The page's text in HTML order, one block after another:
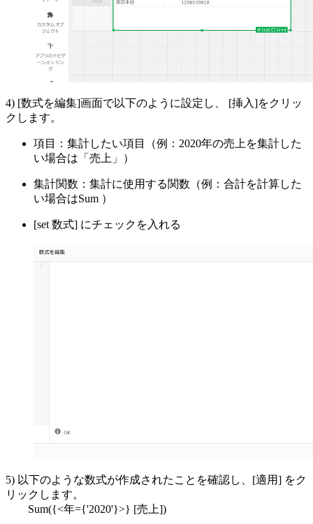
4) [数式を編集]画面で以下のように設定し、 [挿入]をクリッ
クします。
項目：集計したい項目（例：2020年の売上を集計した
い場合は「売上」）
集計関数：集計に使用する関数（例：合計を計算した
い場合はSum ）
[set 数式] にチェックを入れる
5) 以下のような数式が作成されたことを確認し、[適用] をク
リックします。
Sum({<年={'2020'}>} [売上])